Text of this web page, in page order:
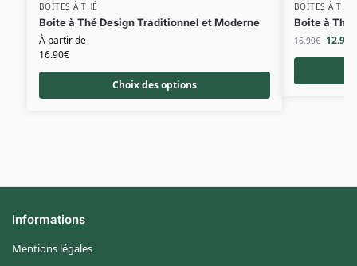
BOITES À THÉ
Boite à Thé Design Traditionnel et Moderne
À partir de
16.90€
Choix des options
BOITES À THÉ
Boite à Thé
16.90€ 12.90
Informations
Mentions légales